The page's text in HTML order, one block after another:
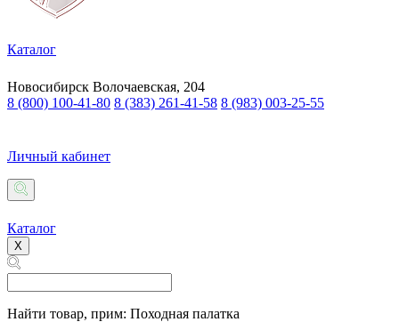
Каталог
Новосибирск Волочаевская, 204
8 (800) 100-41-80 8 (383) 261-41-58 8 (983) 003-25-55
Личный кабинет
Каталог
X
Найти товар, прим: Походная палатка